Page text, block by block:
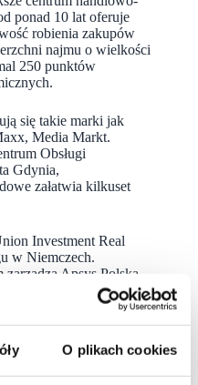
O plikach cookies
ponad 10 lat oferuje
robienia zakupów
najmu o wielkości
250 punktów
się takie marki jak
Media Markt.
Obsługi
Gdynia,
załatwia kilkuset
Investment Real
w Niemczech.
Apsys Polska.
branży
i we Francji. Spółka
handlowych,